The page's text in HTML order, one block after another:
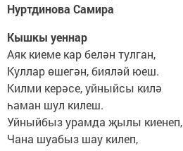
Нуртдинова Самира
Кышкы уеннар
Аяк киеме кар белән тулган,
Куллар өшегән, бияләй юеш.
Килми керәсе, уйныйсы килә
һаман шул килеш.
Уйныйбыз урамда җылы киенеп,
Чана шуабыз шау килеп,